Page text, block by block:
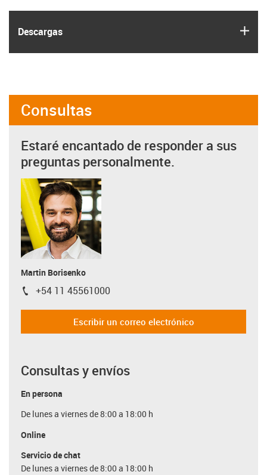
Descargas
Consultas
Estaré encantado de responder a sus
preguntas personalmente.
Martin Borisenko
igus-icon-phone
+54 11 45561000
Escribir un correo electrónico
Consultas y envíos
En persona
De lunes a viernes de 8:00 a 18:00 h
Online
Servicio de chat
De lunes a viernes de 8:00 a 18:00 h